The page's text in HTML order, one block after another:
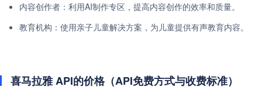
内容创作者：利用AI制作专区，提高内容创作的效率和质量。
教育机构：使用亲子儿童解决方案，为儿童提供有声教育内容。
喜马拉雅 API的价格（API免费方式与收费标准）